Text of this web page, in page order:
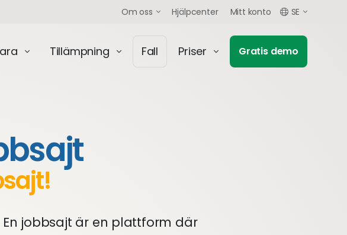
jobbsajt är en plattform där
Om oss Hjälpcenter Mitt konto SE
Tillämpning Fall Priser Gratis demo